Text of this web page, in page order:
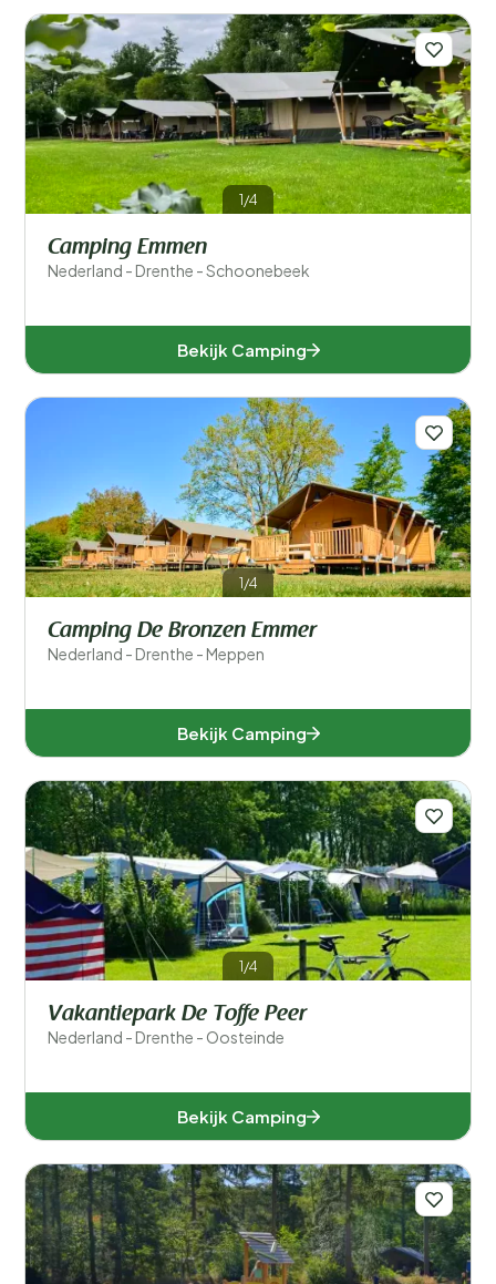
Plaatsen
Populaire filters
Type accommodatie
Zwemmen
Algemeen
Sport en vrije tijd
Filters opslaan
1/4
Camping Emmen
Nederland - Drenthe - Schoonebeek
Bekijk Camping
1/4
Camping De Bronzen Emmer
Nederland - Drenthe - Meppen
Bekijk Camping
1/4
Vakantiepark De Toffe Peer
Nederland - Drenthe - Oosteinde
Bekijk Camping